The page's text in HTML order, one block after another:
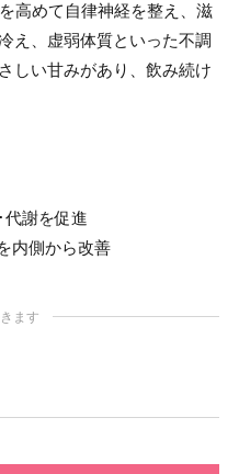
高めて自律神経を整え、滋
え、虚弱体質といった不調
しい甘みがあり、飲み続け
謝を促進
内側から改善
ます